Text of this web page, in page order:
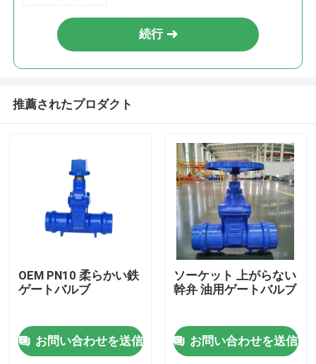
続行
推薦されたプロダクト
OEM PN10 柔らかい鉄
ゲートバルブ
お問い合わせを送信
ソーケット 上がらない
幹弁 油用ゲートバルブ
お問い合わせを送信